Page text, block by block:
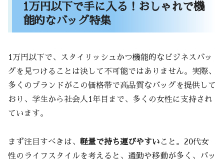
ノートパソコンもすっぽり入る！大容量バ
ッグ特集
コスパ最高のビジネスバッグを購入する際の注
意点
価格だけで選んではダメ！長期的に見たコ
選びを
1万円以下で手に入る！おしゃれで機
能的なバッグ特集
1万円以下で、スタイリッシュかつ機能的なビジネスバッ
グを見つけることは決して不可能ではありません。実際、
多くのブランドがこの価格帯で高品質なバッグを提供して
おり、学生から社会人1年目まで、多くの女性に支持され
ています。
まず注目すべきは、 軽量で持ち運びやすい こと。20代女
性のライフスタイルを考えると、通勤や移動が多く、バッ